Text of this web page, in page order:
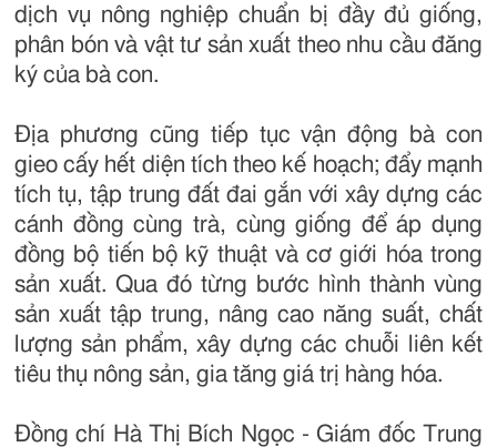
dịch vụ nông nghiệp chuẩn bị đầy đủ giống,
phân bón và vật tư sản xuất theo nhu cầu đăng
ký của bà con.
Địa phương cũng tiếp tục vận động bà con
gieo cấy hết diện tích theo kế hoạch; đẩy mạnh
tích tụ, tập trung đất đai gắn với xây dựng các
cánh đồng cùng trà, cùng giống để áp dụng
đồng bộ tiến bộ kỹ thuật và cơ giới hóa trong
sản xuất. Qua đó từng bước hình thành vùng
sản xuất tập trung, nâng cao năng suất, chất
lượng sản phẩm, xây dựng các chuỗi liên kết
tiêu thụ nông sản, gia tăng giá trị hàng hóa.
Đồng chí Hà Thị Bích Ngọc - Giám đốc Trung